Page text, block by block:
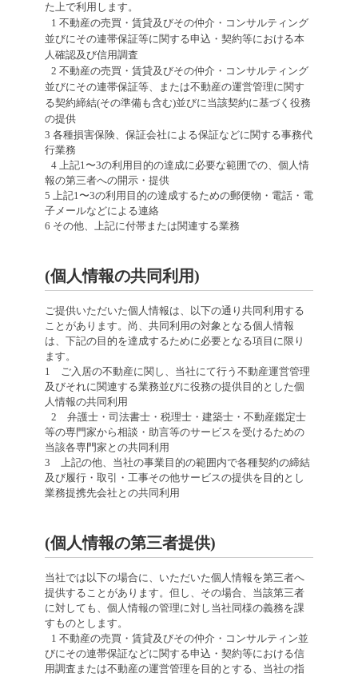
た上で利用します。
1 不動産の売買・賃貸及びその仲介・コンサルティング
並びにその連帯保証等に関する申込・契約等における本
人確認及び信用調査
2 不動産の売買・賃貸及びその仲介・コンサルティング
並びにその連帯保証等、または不動産の運営管理に関す
る契約締結(その準備も含む)並びに当該契約に基づく役務
の提供
3 各種損害保険、保証会社による保証などに関する事務代
行業務
4 上記1〜3の利用目的の達成に必要な範囲での、個人情
報の第三者への開示・提供
5 上記1〜3の利用目的の達成するための郵便物・電話・電
子メールなどによる連絡
6 その他、上記に付帯または関連する業務
(個人情報の共同利用)
ご提供いただいた個人情報は、以下の通り共同利用する
ことがあります。尚、共同利用の対象となる個人情報
は、下記の目的を達成するために必要となる項目に限り
ます。
1 ご入居の不動産に関し、当社にて行う不動産運営管理
及びそれに関連する業務並びに役務の提供目的とした個
人情報の共同利用
2 弁護士・司法書士・税理士・建築士・不動産鑑定士
等の専門家から相談・助言等のサービスを受けるための
当該各専門家との共同利用
3 上記の他、当社の事業目的の範囲内で各種契約の締結
及び履行・取引・工事その他サービスの提供を目的とし
業務提携先会社との共同利用
(個人情報の第三者提供)
当社では以下の場合に、いただいた個人情報を第三者へ
提供することがあります。但し、その場合、当該第三者
に対しても、個人情報の管理に対し当社同様の義務を課
すものとします。
1 不動産の売買・賃貸及びその仲介・コンサルティン並
びにその連帯保証などに関する申込・契約等における信
用調査または不動産の運営管理を目的とする、当社の指